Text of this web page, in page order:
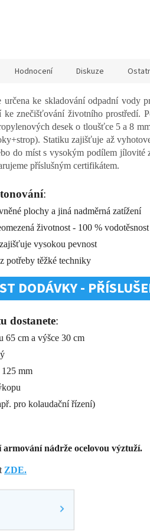
Hodnocení Diskuze
ke skladování odpadní vody
ke znečišťování životního prostředí.
desek o tloušťce 5 a 8
Statiku zajišťuje až
do míst s vysokým podílem
příslušným certifikátem.
:
plochy a jiná nadměrná zatížení
životnost - 100 % vodotěsnost
vysokou pevnost
potřeby těžké techniky
DODÁVKY -
dostanete:
65 cm a výšce 30 cm
mm
pro kolaudační řízení)
nádrže ocelovou výztuží.
ZDE.